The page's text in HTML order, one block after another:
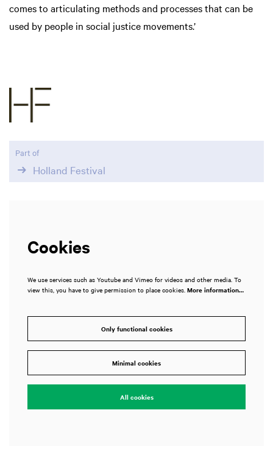
comes to articulating methods and processes that can be
used by people in social justice movements.’
Part of
Holland Festival
Cookies
We use services such as Youtube and Vimeo for videos and other media. To
view this, you have to give permission to place cookies. More information…
Only functional cookies
Minimal cookies
All cookies